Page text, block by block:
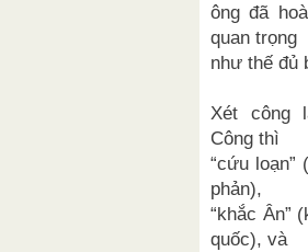
ông đã
quan trọng
như thế đủ
Xét công
Công thì
“cứu loạn”
phản),
“khắc Ân”
quốc), và